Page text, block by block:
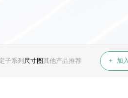
子系列 尺寸图其他产品推荐 + 加